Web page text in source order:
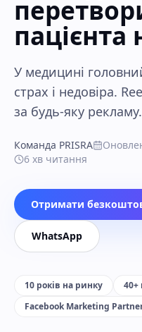
пацієнта
У медицині
страх і недовіра.
за будь-яку рекламу.
Команда PRISRA
6 хв читання
Отримати
WhatsApp
10 років на ринку
40+
Facebook Marketing